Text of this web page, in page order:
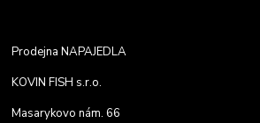
Prodejna NAPAJEDLA
KOVIN FISH s.r.o.
Masarykovo nám. 66